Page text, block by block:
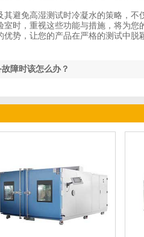
避免高湿测试时冷凝水的策略，
室时，重视这些功能与措施，将为
势，让您的产品在严格的测试中脱
障时该怎么办？